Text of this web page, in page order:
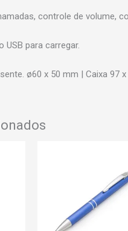
controle de volume,
USB para carregar.
ø60 x 50 mm | Caixa 97